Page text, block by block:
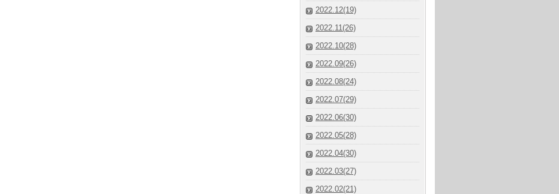
2022.12(19)
2022.11(26)
2022.10(28)
2022.09(26)
2022.08(24)
2022.07(29)
2022.06(30)
2022.05(28)
2022.04(30)
2022.03(27)
2022.02(21)